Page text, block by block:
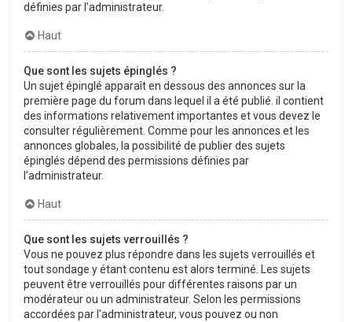
définies par l’administrateur.
Haut
Que sont les sujets épinglés ?
Un sujet épinglé apparaît en dessous des annonces sur la
première page du forum dans lequel il a été publié. il contient
des informations relativement importantes et vous devez le
consulter régulièrement. Comme pour les annonces et les
annonces globales, la possibilité de publier des sujets
épinglés dépend des permissions définies par
l’administrateur.
Haut
Que sont les sujets verrouillés ?
Vous ne pouvez plus répondre dans les sujets verrouillés et
tout sondage y étant contenu est alors terminé. Les sujets
peuvent être verrouillés pour différentes raisons par un
modérateur ou un administrateur. Selon les permissions
accordées par l’administrateur, vous pouvez ou non